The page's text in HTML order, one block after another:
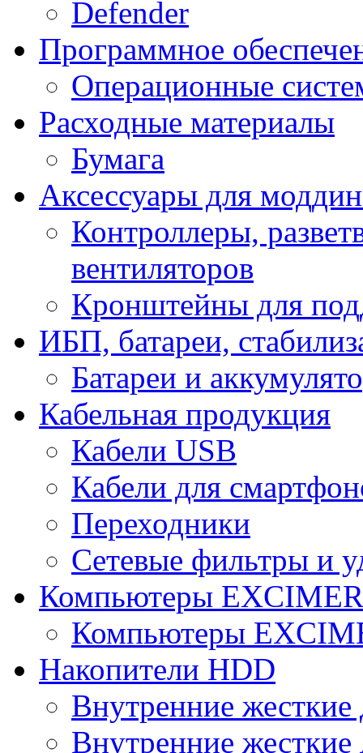
Defender
Программное
Операционные
Расходные материалы
Бумага
Аксессуары для
Контроллеры,
вентиляторов
Кронштейны для
ИБП, батареи,
Батареи и
Кабельная продукция
Кабели USB
Кабели для
Переходники
Сетевые фильтры и
Компьютеры
Компьютеры
Накопители HDD
Внутренние
Внутренние